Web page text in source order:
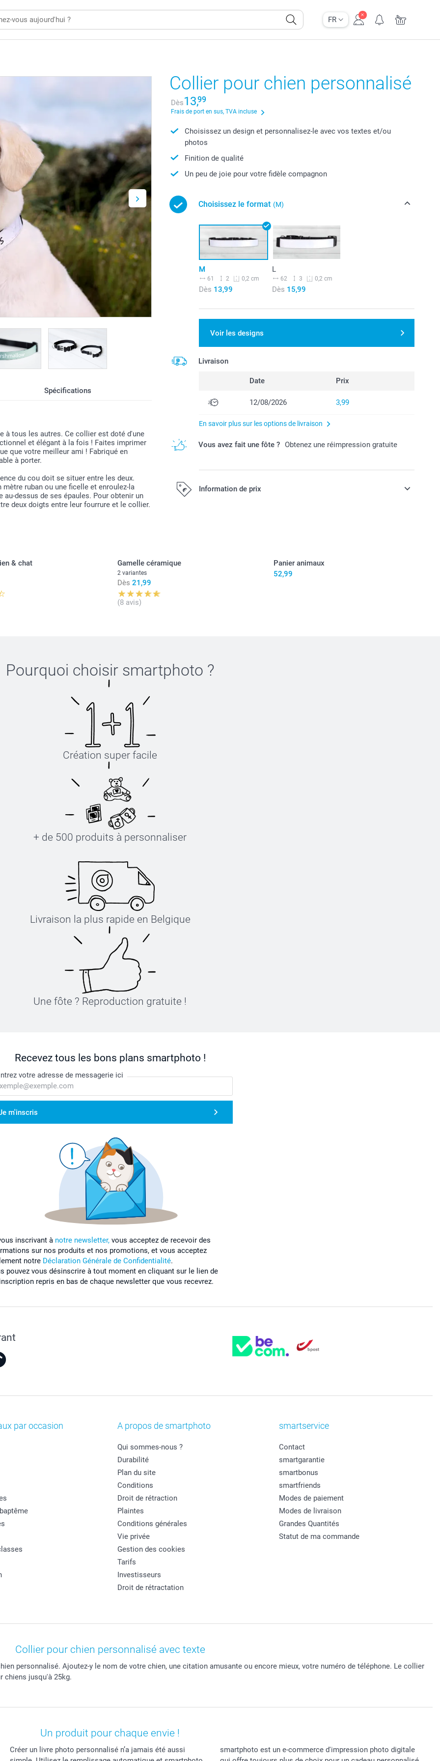
FR
Spécifications
à tous les autres. Ce collier est doté d'une
et élégant à la fois ! Faites imprimer
que votre meilleur ami ! Fabriqué en
à porter.
du cou doit se situer entre les deux.
ruban ou une ficelle et enroulez-la
dessus de ses épaules. Pour obtenir un
deux doigts entre leur fourrure et le collier.
Collier pour chien personnalisé
Dès13,99
Frais de port en sus, TVA incluse
Choisissez un design et personnalisez-le avec vos textes et/ou
photos
Finition de qualité
Un peu de joie pour votre fidèle compagnon
Choisissez le format (M)
M
61 2 0,2 cm
Dès 13,99
L
62 3 0,2 cm
Dès 15,99
Voir les designs
Livraison
Date Prix
12/08/2026 3,99
En savoir plus sur les options de livraison
Vous avez fait une fôte ? Obtenez une réimpression gratuite
Information de prix
& chat Gamelle céramique
2 variantes
Dès 21,99
(8 avis)
Panier animaux
52,99
Pourquoi choisir smartphoto ?
Création super facile
+ de 500 produits à personnaliser
Livraison la plus rapide en Belgique
Une fôte ? Reproduction gratuite !
Recevez tous les bons plans smartphoto !
votre adresse de messagerie ici
m'inscris
inscrivant à notre newsletter, vous acceptez de recevoir des
sur nos produits et nos promotions, et vous acceptez
notre Déclaration Générale de Confidentialité.
pouvez vous désinscrire à tout moment en cliquant sur le lien de
repris en bas de chaque newsletter que vous recevrez.
par occasion A propos de smartphoto
Qui sommes-nous ?
Durabilité
Plan du site
Conditions
Droit de rétraction
Plaintes
Conditions générales
Vie privée
Gestion des cookies
Tarifs
Investisseurs
Droit de rétractation
smartservice
Contact
smartgarantie
smartbonus
smartfriends
Modes de paiement
Modes de livraison
Grandes Quantités
Statut de ma commande
Collier pour chien personnalisé avec texte
personnalisé. Ajoutez-y le nom de votre chien, une citation amusante ou encore mieux, votre numéro de téléphone. Le collier
chiens jusqu'à 25kg.
Un produit pour chaque envie !
Créer un livre photo personnalisé n’a jamais été aussi
smartphoto est un e-commerce d'impression photo digitale